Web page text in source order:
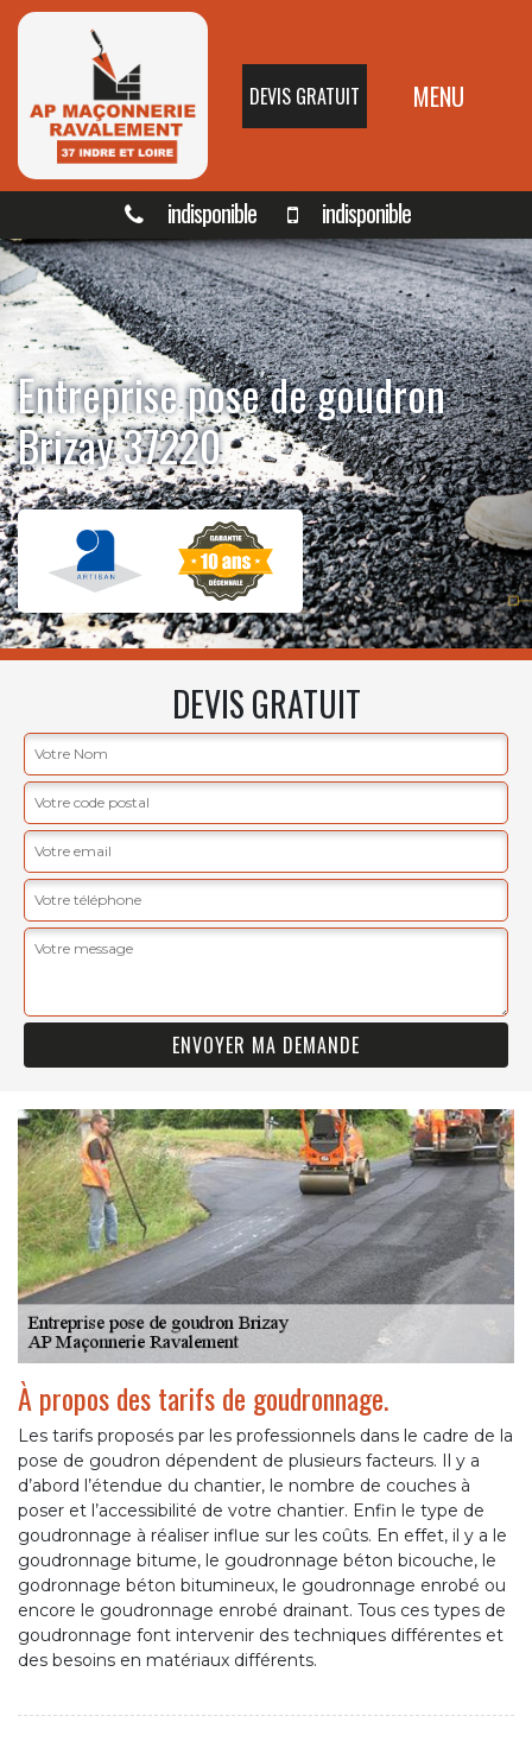
DEVIS GRATUIT MENU
indisponible indisponible
Entreprise pose de goudron
Brizay 37220
DEVIS GRATUIT
À propos des tarifs de goudronnage.
Les tarifs proposés par les professionnels dans le cadre de la
pose de goudron dépendent de plusieurs facteurs. Il y a
d’abord l’étendue du chantier, le nombre de couches à
poser et l’accessibilité de votre chantier. Enfin le type de
goudronnage à réaliser influe sur les coûts. En effet, il y a le
goudronnage bitume, le goudronnage béton bicouche, le
godronnage béton bitumineux, le goudronnage enrobé ou
encore le goudronnage enrobé drainant. Tous ces types de
goudronnage font intervenir des techniques différentes et
des besoins en matériaux différents.